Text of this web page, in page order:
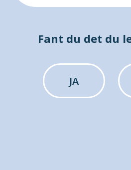
Fant du det du
JA